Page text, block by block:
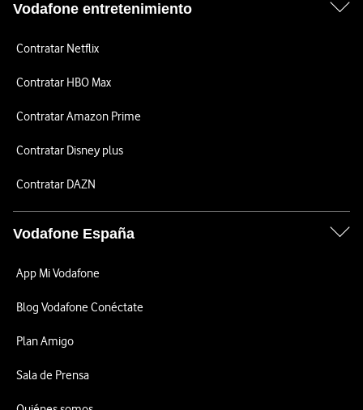
Vodafone entretenimiento
Contratar Netflix
Contratar HBO Max
Contratar Amazon Prime
Contratar Disney plus
Contratar DAZN
Vodafone España
App Mi Vodafone
Blog Vodafone Conéctate
Plan Amigo
Sala de Prensa